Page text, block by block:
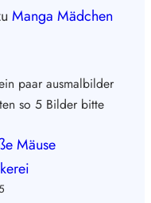
Manga Mädchen
paar ausmalbilder
so 5 Bilder bitte
Mäuse